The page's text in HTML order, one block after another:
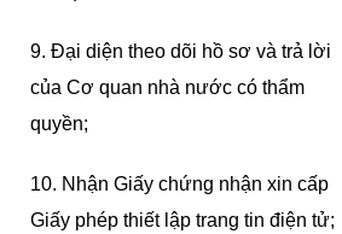
9. Đại diện theo dõi hồ sơ và trả lời
của Cơ quan nhà nước có thẩm
quyền;
10. Nhận Giấy chứng nhận xin cấp
Giấy phép thiết lập trang tin điện tử;